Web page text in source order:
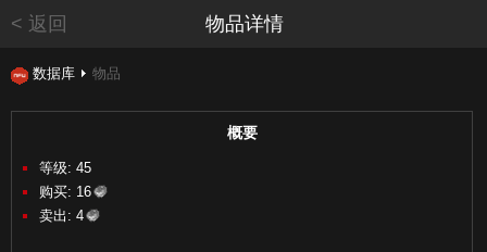
< 返回 物品详情
数据库 物品
概要
等级: 45
购买: 16
卖出: 4